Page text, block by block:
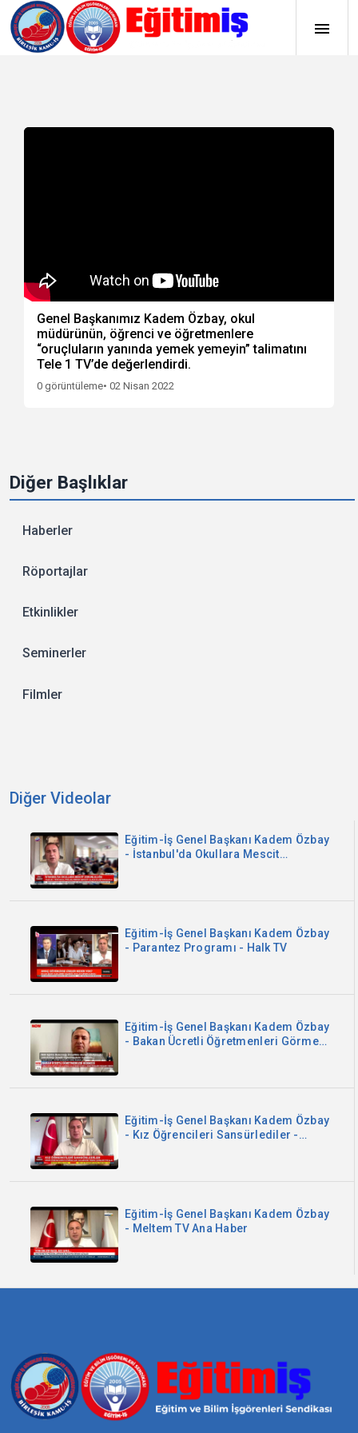
Diğer Başlıklar
Haberler
Röportajlar
Etkinlikler
Seminerler
Filmler
Diğer Videolar
Eğitim-İş Genel Başkanı Kadem Özbay
- İstanbul'da Okullara Mescit
Eğitim-İş Genel Başkanı Kadem Özbay
- Parantez Programı - Halk TV
Eğitim-İş Genel Başkanı Kadem Özbay
- Bakan Ücretli Öğretmenleri Görmedi
Eğitim-İş Genel Başkanı Kadem Özbay
- Kız Öğrencileri Sansürlediler -
Eğitim-İş Genel Başkanı Kadem Özbay
- Meltem TV Ana Haber
Genel Başkanımız Kadem Özbay, okul
müdürünün, öğrenci ve öğretmenlere
“oruçluların yanında yemek yemeyin” talimatını
Tele 1 TV’de değerlendirdi.
0 görüntüleme• 02 Nisan 2022